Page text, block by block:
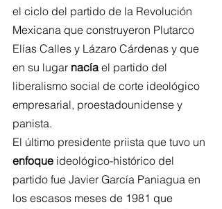
el ciclo del partido de la Revolución
Mexicana que construyeron Plutarco
Elías Calles y Lázaro Cárdenas y que
en su lugar nacía el partido del
liberalismo social de corte ideológico
empresarial, proestadounidense y
panista.
El último presidente priista que tuvo un
enfoque ideológico-histórico del
partido fue Javier García Paniagua en
los escasos meses de 1981 que